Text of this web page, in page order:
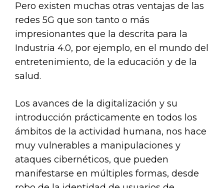
Pero existen muchas otras ventajas de las
redes 5G que son tanto o más
impresionantes que la descrita para la
Industria 4.0, por ejemplo, en el mundo del
entretenimiento, de la educación y de la
salud.
Los avances de la digitalización y su
introducción prácticamente en todos los
ámbitos de la actividad humana, nos hace
muy vulnerables a manipulaciones y
ataques cibernéticos, que pueden
manifestarse en múltiples formas, desde